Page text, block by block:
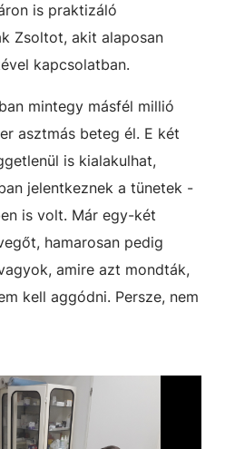
is praktizáló
Zsoltot, akit alaposan
kapcsolatban.
mintegy másfél millió
asztmás beteg él. E két
is kialakulhat,
jelentkeznek a tünetek -
is volt. Már egy-két
hamarosan pedig
amire azt mondták,
kell aggódni. Persze, nem